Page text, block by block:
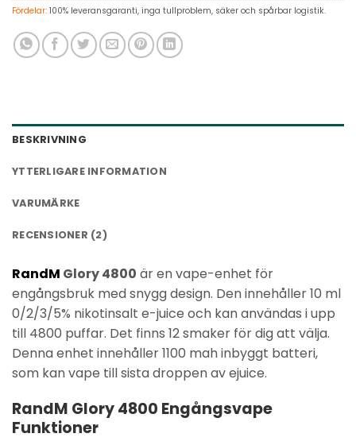
Fördelar: 100% leveransgaranti, inga tullproblem, säker och spårbar logistik.
BESKRIVNING
YTTERLIGARE INFORMATION
VARUMÄRKE
RECENSIONER (2)
RandM Glory 4800 är en vape-enhet för
engångsbruk med snygg design. Den innehåller 10 ml
0/2/3/5% nikotinsalt e-juice och kan användas i upp
till 4800 puffar. Det finns 12 smaker för dig att välja.
Denna enhet innehåller 1100 mah inbyggt batteri,
som kan vape till sista droppen av ejuice.
RandM Glory 4800 Engångsvape
Funktioner